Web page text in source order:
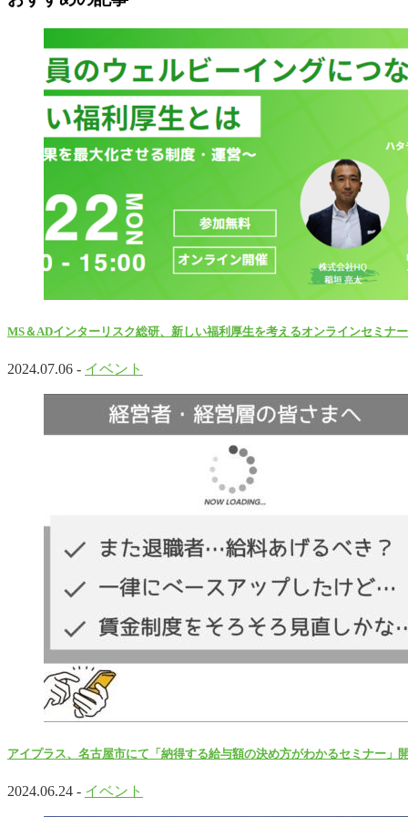
MS＆ADインターリスク総研、新しい福利厚生を考えるオンラインセミナ
2024.07.06 - イベント
アイプラス、名古屋市にて「納得する給与額の決め方がわかるセミナー」
2024.06.24 - イベント